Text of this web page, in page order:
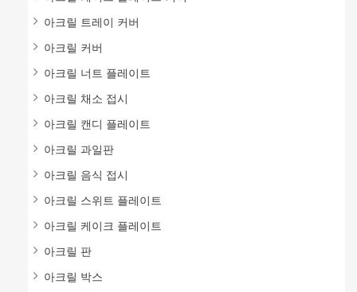
아크릴 트레이 커버
아크릴 커버
아크릴 너트 플레이트
아크릴 채소 접시
아크릴 캔디 플레이트
아크릴 과일판
아크릴 음식 접시
아크릴 스위트 플레이트
아크릴 케이크 플레이트
아크릴 판
아크릴 박스